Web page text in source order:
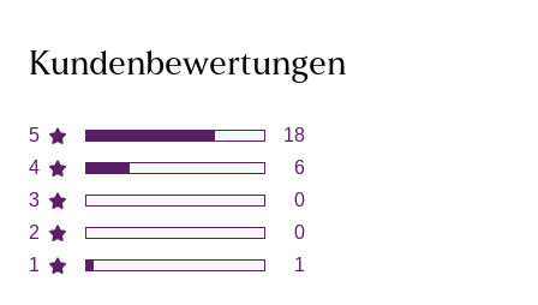
Kundenbewertungen
5
4
3
2
1
18
6
0
0
1